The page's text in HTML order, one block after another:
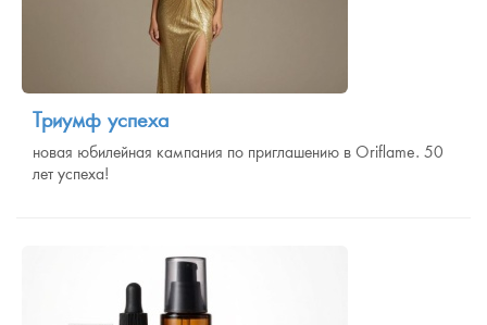
Триумф успеха
новая юбилейная кампания по приглашению в Oriflame. 50
лет успеха!